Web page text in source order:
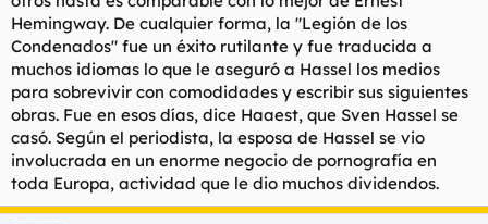
Hemingway. De cualquier forma, la "Legión de los
Condenados" fue un éxito rutilante y fue traducida a
muchos idiomas lo que le aseguró a Hassel los medios
para sobrevivir con comodidades y escribir sus siguientes
obras. Fue en esos días, dice Haaest, que Sven Hassel se
casó. Según el periodista, la esposa de Hassel se vio
involucrada en un enorme negocio de pornografía en
toda Europa, actividad que le dio muchos dividendos.